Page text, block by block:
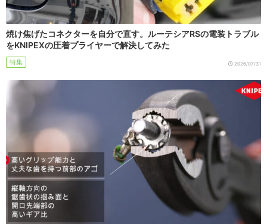
焼け焦げたコネクターを自分で直す。ルーテシアRSの電装トラブル
をKNIPEXの圧着プライヤーで解決してみた
特集 2026/07/31